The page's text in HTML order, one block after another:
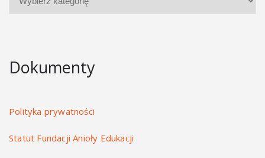
Dokumenty
Polityka prywatności
Statut Fundacji Anioły Edukacji